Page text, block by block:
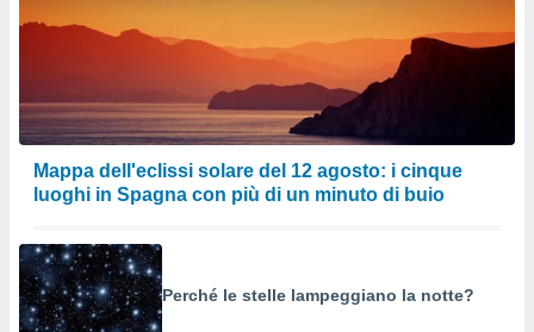
Mappa dell'eclissi solare del 12 agosto: i cinque
luoghi in Spagna con più di un minuto di buio
Perché le stelle lampeggiano la notte?